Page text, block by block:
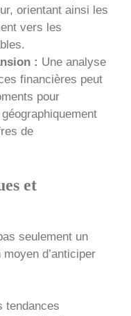
orientant ainsi les
vers les
: Une analyse
financières peut
pour
de
et
seulement un
d’anticiper
tendances